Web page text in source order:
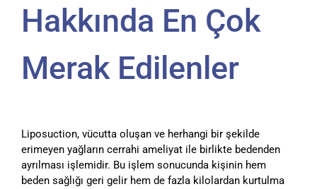
Hakkında En Çok
Merak Edilenler
Liposuction, vücutta oluşan ve herhangi bir şekilde
erimeyen yağların cerrahi ameliyat ile birlikte bedenden
ayrılması işlemidir. Bu işlem sonucunda kişinin hem
beden sağlığı geri gelir hem de fazla kilolardan kurtulma